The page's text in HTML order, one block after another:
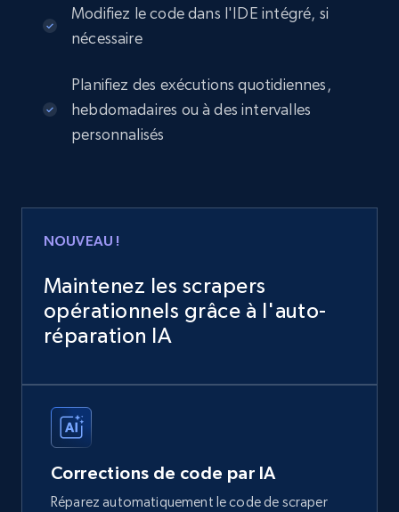
Modifiez le code dans l'IDE intégré, si
nécessaire
Planifiez des exécutions quotidiennes,
hebdomadaires ou à des intervalles
personnalisés
NOUVEAU !
Maintenez les scrapers
opérationnels grâce à l'auto-
réparation IA
Corrections de code par IA
Réparez automatiquement le code de scraper